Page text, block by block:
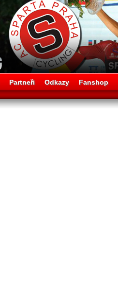
Partneři Odkazy Fanshop